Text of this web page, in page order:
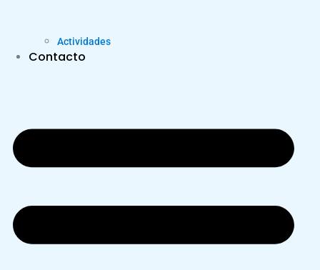
Actividades
Contacto